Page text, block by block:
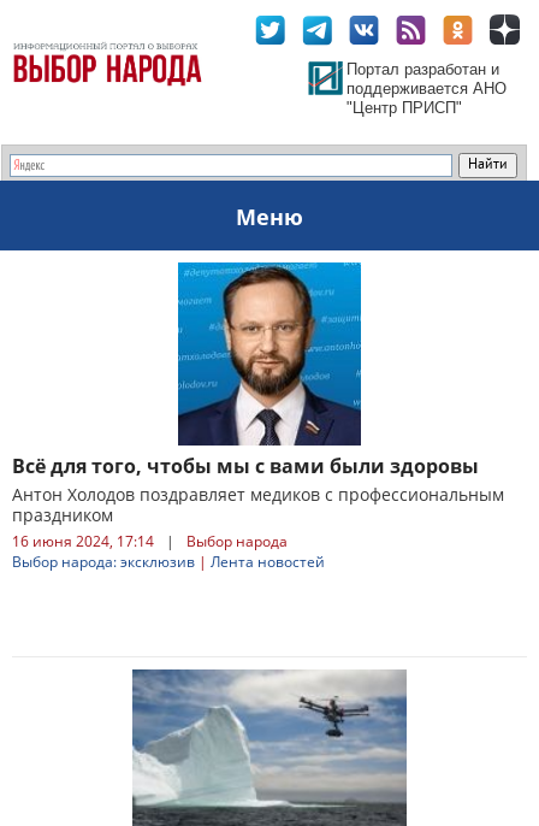
Портал разработан и
поддерживается АНО
"Центр ПРИСП"
Меню
Всё для того, чтобы мы с вами были здоровы
Антон Холодов поздравляет медиков с профессиональным
праздником
16 июня 2024, 17:14 |
Выбор народа
Выбор народа: эксклюзив | Лента новостей